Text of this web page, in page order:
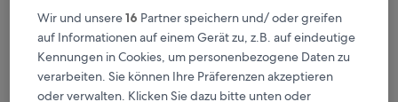
Wir und unsere16 Partner speichern und/ oder greifen
auf Informationen auf einem Gerät zu, z.B. auf eindeutige
Kennungen in Cookies, um personenbezogene Daten zu
verarbeiten. Sie können Ihre Präferenzen akzeptieren
oder verwalten. Klicken Sie dazu bitte unten oder